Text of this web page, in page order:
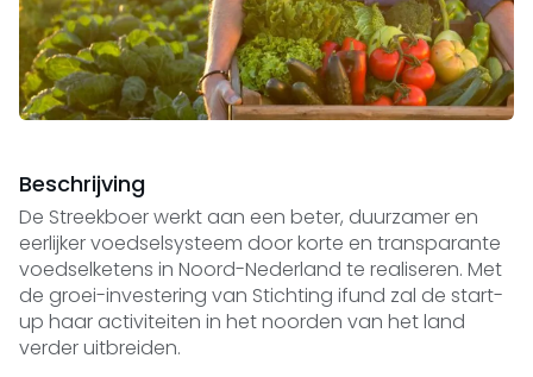
Beschrijving
De Streekboer werkt aan een beter, duurzamer en
eerlijker voedselsysteem door korte en transparante
voedselketens in Noord-Nederland te realiseren. Met
de groei-investering van Stichting ifund zal de start-
up haar activiteiten in het noorden van het land
verder uitbreiden.